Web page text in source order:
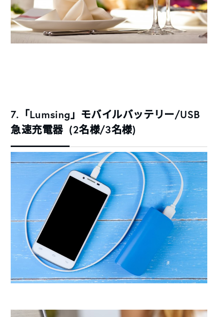
7.「Lumsing」モバイルバッテリー/USB
急速充電器 (2名様/3名様)